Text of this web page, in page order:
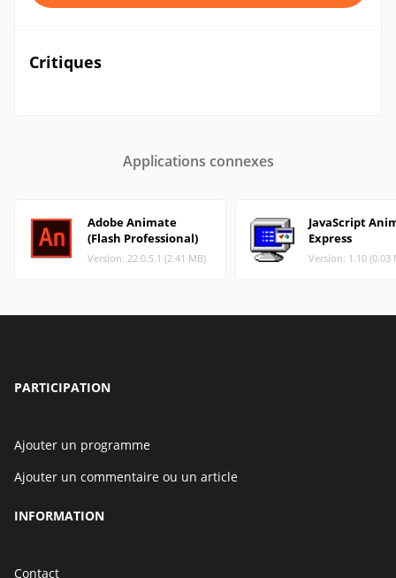
Critiques
Applications connexes
Adobe Animate
(Flash Professional)
Version: 22.0.5.1 (2.41 MB)
JavaScript
Express
Version: 1.10 (0.03
PARTICIPATION
Ajouter un programme
Ajouter un commentaire ou un article
INFORMATION
Contact